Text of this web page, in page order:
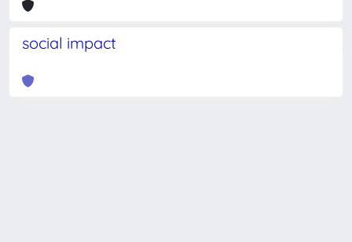
social impact